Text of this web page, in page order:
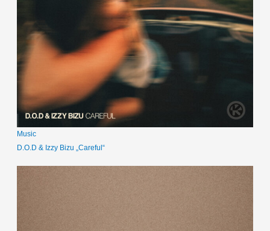
Music
D.O.D & Izzy Bizu „Careful“